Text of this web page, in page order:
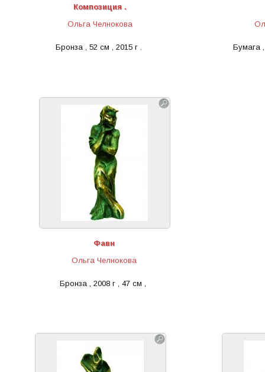
Композиция .
Ольга Челнокова
Бронза , 52 см , 2015 г . Бумага
Фавн
Ольга Челнокова
Бронза , 2008 г , 47 см ,